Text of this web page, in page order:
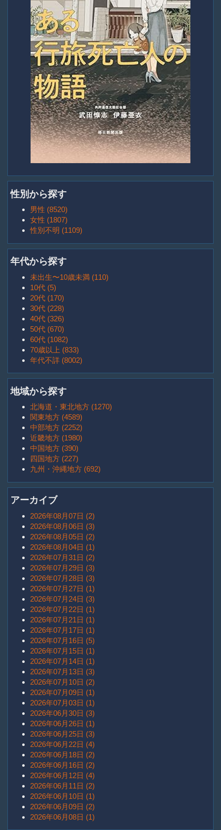
性別から探す
男性 (8520)
女性 (1807)
性別不明 (1109)
年代から探す
未出生〜10歳未満 (110)
10代 (5)
20代 (170)
30代 (228)
40代 (326)
50代 (670)
60代 (1082)
70歳以上 (833)
年代不詳 (8002)
地域から探す
北海道・東北地方 (1270)
関東地方 (4589)
中部地方 (2252)
近畿地方 (1980)
中国地方 (390)
四国地方 (227)
九州・沖縄地方 (692)
アーカイブ
2026年08月07日 (2)
2026年08月06日 (3)
2026年08月05日 (2)
2026年08月04日 (1)
2026年07月31日 (2)
2026年07月29日 (3)
2026年07月28日 (3)
2026年07月27日 (1)
2026年07月24日 (3)
2026年07月22日 (1)
2026年07月21日 (1)
2026年07月17日 (1)
2026年07月16日 (5)
2026年07月15日 (1)
2026年07月14日 (1)
2026年07月13日 (3)
2026年07月10日 (2)
2026年07月09日 (1)
2026年07月03日 (1)
2026年06月30日 (3)
2026年06月26日 (1)
2026年06月25日 (3)
2026年06月22日 (4)
2026年06月18日 (2)
2026年06月16日 (2)
2026年06月12日 (4)
2026年06月11日 (2)
2026年06月10日 (1)
2026年06月09日 (2)
2026年06月08日 (1)